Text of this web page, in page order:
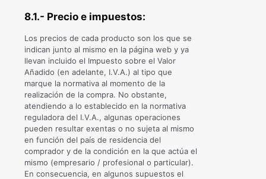
8.1.- Precio e impuestos:
Los precios de cada producto son los que se
indican junto al mismo en la página web y ya
llevan incluido el Impuesto sobre el Valor
Añadido (en adelante, I.V.A.) al tipo que
marque la normativa al momento de la
realización de la compra. No obstante,
atendiendo a lo establecido en la normativa
reguladora del I.V.A., algunas operaciones
pueden resultar exentas o no sujeta al mismo
en función del país de residencia del
comprador y de la condición en la que actúa el
mismo (empresario / profesional o particular).
En consecuencia, en algunos supuestos el